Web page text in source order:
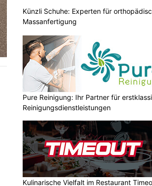
Künzli Schuhe: Experten für
Massanfertigung
Pure Reinigung: Ihr Partner für
Reinigungsdienstleistungen
Kulinarische Vielfalt im Restaurant